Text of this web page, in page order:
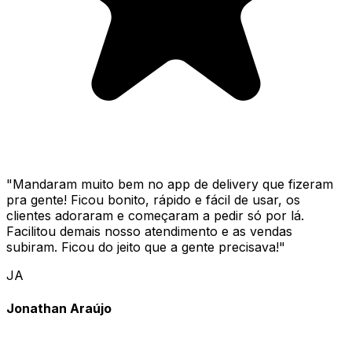
"Mandaram muito bem no app de delivery que fizeram
pra gente! Ficou bonito, rápido e fácil de usar, os
clientes adoraram e começaram a pedir só por lá.
Facilitou demais nosso atendimento e as vendas
subiram. Ficou do jeito que a gente precisava!"
JA
Jonathan Araújo